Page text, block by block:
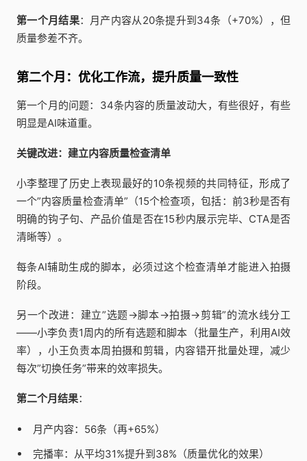
第一个月结果：月产内容从20条提升到34条（+70%），但
质量参差不齐。
第二个月：优化工作流，提升质量一致性
第一个月的问题：34条内容的质量波动大，有些很好，有些
明显是AI味道重。
关键改进：建立内容质量检查清单
小李整理了历史上表现最好的10条视频的共同特征，形成了
一个”内容质量检查清单”（15个检查项，包括：前3秒是否有
明确的钩子句、产品价值是否在15秒内展示完毕、CTA是否
清晰等）。
每条AI辅助生成的脚本，必须过这个检查清单才能进入拍摄
阶段。
另一个改进：建立”选题→脚本→拍摄→剪辑”的流水线分工
——小李负责1周内的所有选题和脚本（批量生产，利用AI效
率），小王负责本周拍摄和剪辑，内容错开批量处理，减少
每次”切换任务”带来的效率损失。
第二个月结果：
月产内容：56条（再+65%）
完播率：从平均31%提升到38%（质量优化的效果）